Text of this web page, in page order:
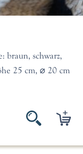
braun, schwarz,
25 cm, ⌀ 20 cm